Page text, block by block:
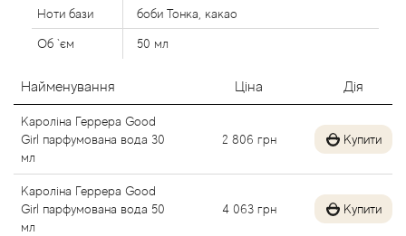
Ноти бази боби Тонка, какао
Об `єм 50 мл
Найменування Ціна Дія
Кароліна Геррера Good
Girl парфумована вода 30
мл
2 806 грн Купити
Кароліна Геррера Good
Girl парфумована вода 50
мл
4 063 грн Купити
Ajmal
Al Haramain
Al Jazeera
Alaia Paris
Alexander McQueen